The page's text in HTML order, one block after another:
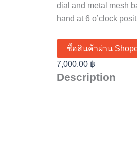
dial and metal mesh
hand at 6 o’clock
ซื้อสินค้าผ่าน
7,000.00 ฿
Description